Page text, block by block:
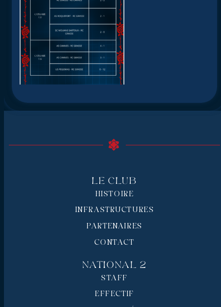
Le Club
HISTOIRE
INFRASTRUCTURES
PARTENAIRES
CONTACT
National 2
STAFF
EFFECTIF